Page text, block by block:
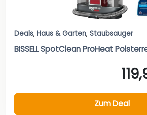
Deals, Haus & Garten, Staubsauger
BISSELL SpotClean ProHeat
Zum Deal